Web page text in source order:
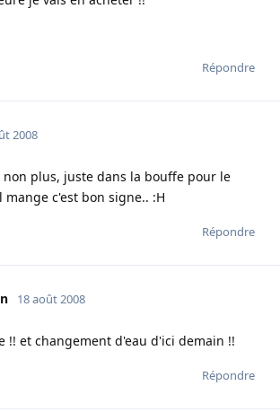
Répondre
2008
non plus, juste dans la bouffe pour le
c'est bon signe.. :H
Répondre
18 août 2008
!! et changement d'eau d'ici demain !!
Répondre